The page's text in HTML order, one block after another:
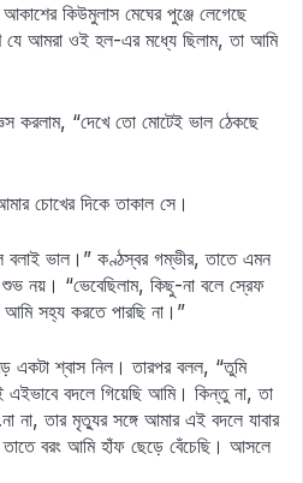
কিউমুলাস মেঘের পুঞ্জে লেগেছে
যে আমরা ওই হল-এর মধ্যে ছিলাম, তা আমি
করলাম, “দেখে তো মোটেই ভাল ঠেকছে
চোখের দিকে তাকাল সে।
বলাই ভাল।” কণ্ঠস্বর গম্ভীর, তাতে এমন
নয়। “ভেবেছিলাম, কিছু-না বলে স্রেফ
সহ্য করতে পারছি না।”
শ্বাস নিল। তারপর বলল, “তুমি
এইভাবে বদলে গিয়েছি আমি। কিন্তু না, তা
তার মৃত্যুর সঙ্গে আমার এই বদলে যাবার
বরং আমি হাঁফ ছেড়ে বেঁচেছি। আসলে